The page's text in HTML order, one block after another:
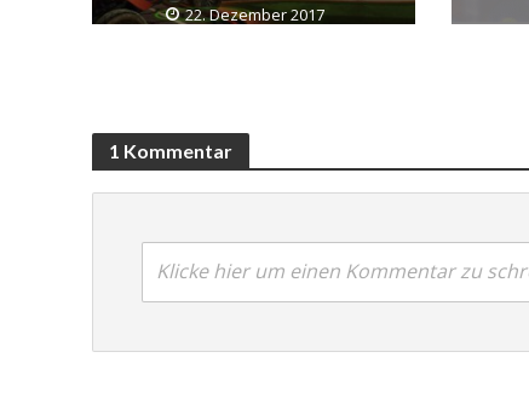
22. Dezember 2017
1 Kommentar
Klicke hier um einen Kommentar zu